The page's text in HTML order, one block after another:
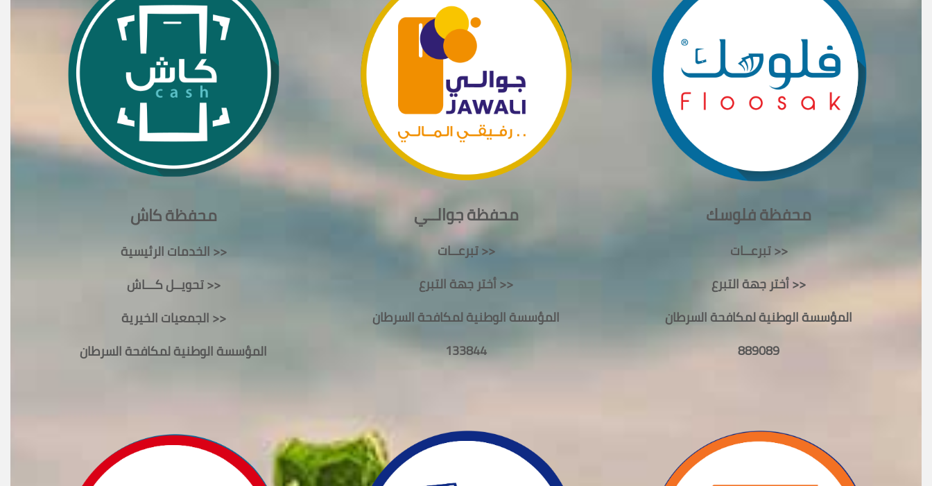
محفظة كاش
الخدمات الرئيسية >>
تحويــل كـــاش >>
الجمعيات الخيرية >>
المؤسسة الوطنية لمكافحة السرطان
محفظة جوالــي
تبرعــات >>
أختر جهة التبرع >>
المؤسسة الوطنية لمكافحة السرطان
133844
محفظة فلوسك
تبرعــات >>
أختر جهة التبرع >>
المؤسسة الوطنية لمكافحة السرطان
889089